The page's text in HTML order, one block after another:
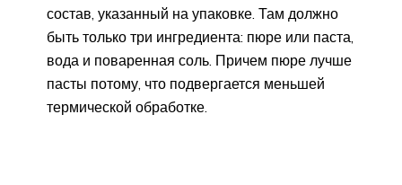
состав, указанный на упаковке. Там должно
быть только три ингредиента: пюре или паста,
вода и поваренная соль. Причем пюре лучше
пасты потому, что подвергается меньшей
термической обработке.